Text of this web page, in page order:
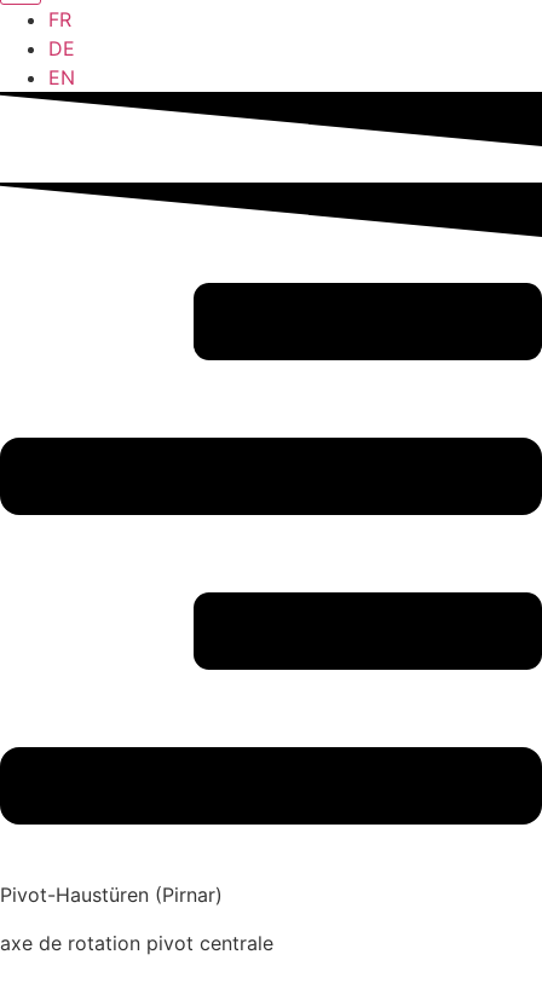
FR
DE
EN
Pivot-Haustüren (Pirnar)
axe de rotation pivot centrale